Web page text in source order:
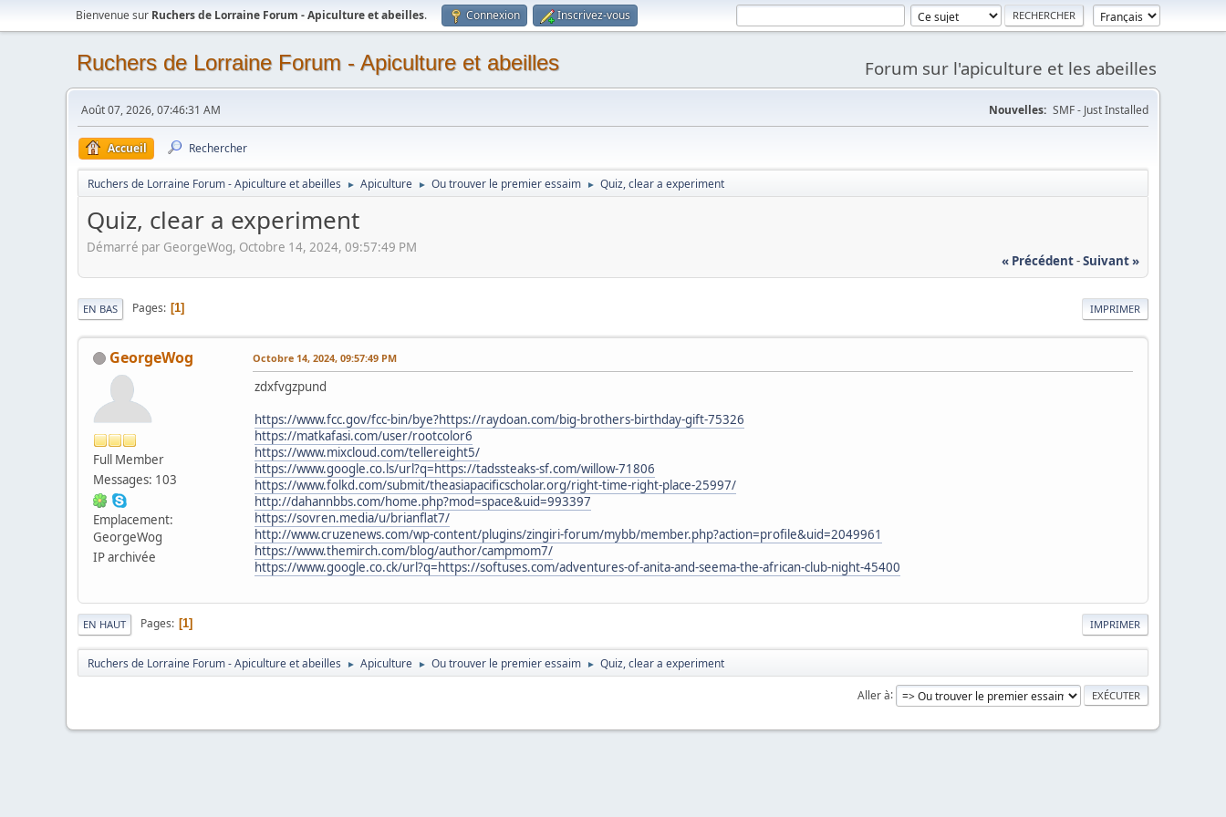
Bienvenue sur Ruchers de Lorraine Forum - Apiculture et abeilles. Connexion Inscrivez-vous
Ruchers de Lorraine Forum - Apiculture et abeilles Forum sur l'apiculture et les abeilles
Août 07, 2026, 07:46:31 AM Nouvelles: SMF - Just Installed
Accueil Rechercher
Ruchers de Lorraine Forum - Apiculture et abeilles ► Apiculture ► Ou trouver le premier essaim ► Quiz, clear a experiment
Quiz, clear a experiment
Démarré par GeorgeWog, Octobre 14, 2024, 09:57:49 PM
« Précédent-Suivant »
IMPRIMER
EN BAS Pages 1
GeorgeWog
Full Member
Messages: 103
Emplacement:
GeorgeWog
IP archivée
Octobre 14, 2024, 09:57:49 PM
zdxfvgzpund
https://www.fcc.gov/fcc-bin/bye?https://raydoan.com/big-brothers-birthday-gift-75326
https://matkafasi.com/user/rootcolor6
https://www.mixcloud.com/tellereight5/
https://www.google.co.ls/url?q=https://tadssteaks-sf.com/willow-71806
https://www.folkd.com/submit/theasiapacificscholar.org/right-time-right-place-25997/
http://dahannbbs.com/home.php?mod=space&uid=993397
https://sovren.media/u/brianflat7/
http://www.cruzenews.com/wp-content/plugins/zingiri-forum/mybb/member.php?action=profile&uid=2049961
https://www.themirch.com/blog/author/campmom7/
https://www.google.co.ck/url?q=https://softuses.com/adventures-of-anita-and-seema-the-african-club-night-45400
IMPRIMER
EN HAUT Pages 1
Ruchers de Lorraine Forum - Apiculture et abeilles ► Apiculture ► Ou trouver le premier essaim ► Quiz, clear a experiment
Aller à